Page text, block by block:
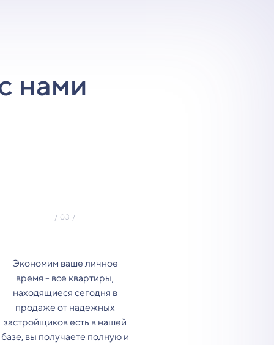
нами
Экономим ваше личное
время - все квартиры,
находящиеся сегодня в
продаже от надежных
застройщиков есть в нашей
базе, вы получаете полную и